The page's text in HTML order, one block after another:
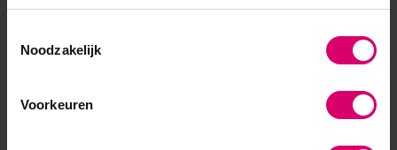
Noodzakelijk
Voorkeuren